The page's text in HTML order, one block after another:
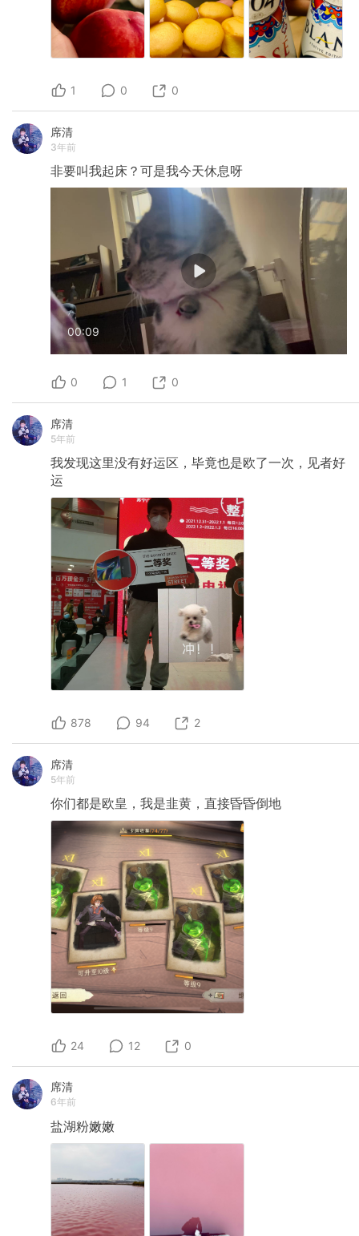
1 0 0
席清
3年前
非要叫我起床？可是我今天休息呀
00:09
0 1 0
席清
5年前
我发现这里没有好运区，毕竟也是欧了一次，见者好
运
878 94 2
席清
5年前
你们都是欧皇，我是韭黄，直接昏昏倒地
24 12 0
席清
6年前
盐湖粉嫩嫩